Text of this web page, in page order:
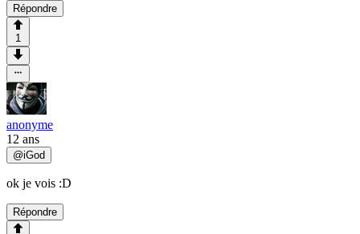
Répondre
1
anonyme
12 ans
@iGod
ok je vois :D
Répondre